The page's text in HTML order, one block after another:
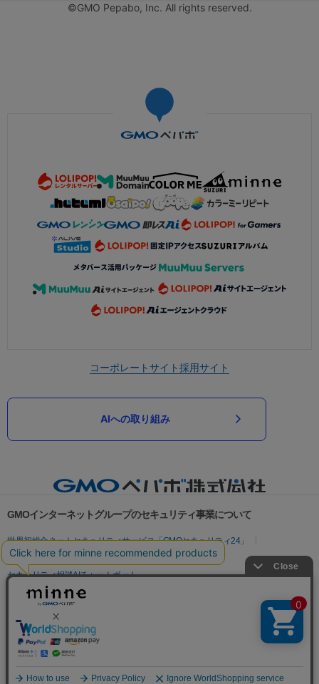
©GMO Pepabo, Inc. All rights reserved.
コーポレートサイト採用サイト
AIへの取り組み
GMOインターネットグループのセキュリティ事業について
世界初総合ネットセキュリティサービス「GMOセキュリティ24」
パスワード漏洩診断
Webサイトリスク診断
セキュリティ相談AIチャットボット
実在証明・盗聴対策
サイバー攻撃対策（GMO Flatt Security）
セキュリティ事業の軌跡